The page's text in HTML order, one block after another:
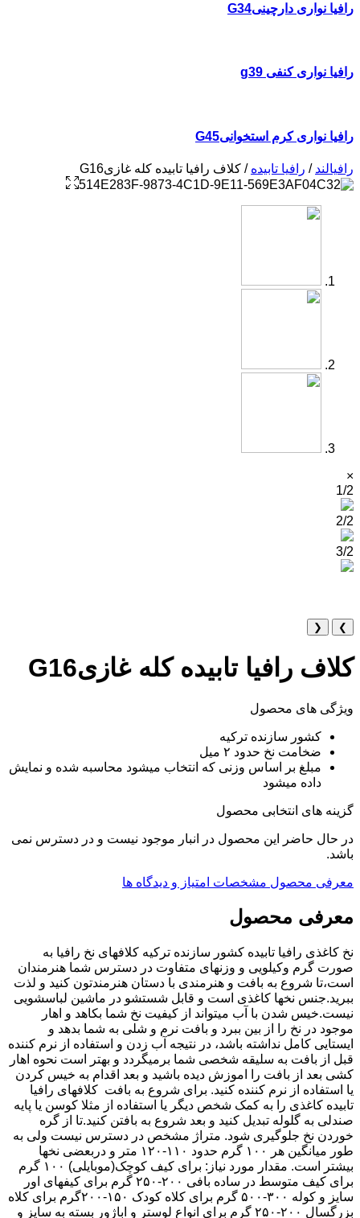
رافیا نواری دارچینیG34
رافیا نواری کنفی g39
رافیا نواری کرم استخوانیG45
رافیالند / رافیا تابیده / کلاف رافیا تابیده کله غازیG16
×
1/2
2/2
3/2
❯
❮
کلاف رافیا تابیده کله غازیG16
ویژگی های محصول
کشور سازنده ترکیه
ضخامت نخ حدود ۲ میل
مبلغ بر اساس وزنی که انتخاب میشود محاسبه شده و نمایش
داده میشود
گزینه های انتخابی محصول
در حال حاضر این محصول در انبار موجود نیست و در دسترس نمی
باشد.
معرفی محصول مشخصات امتیاز و دیدگاه ها
معرفی محصول
نخ کاغذی رافیا تابیده کشور سازنده ترکیه کلافهای نخ رافیا به
صورت گرم وکیلویی و وزنهای متفاوت در دسترس شما هنرمندان
است،تا شروع به بافت و هنرمندی با دستان هنرمندتون کنید و لذت
ببرید.جنس نخها کاغذی است و قابل شستشو در ماشین لباسشویی
نیست.خیس شدن با آب میتواند از کیفیت نخ شما بکاهد و اهار
موجود در نخ را از بین ببرد و بافت نرم و شلی به شما بدهد و
ایستایی کامل نداشته باشد، در نتیجه آب زدن و استفاده از نرم کننده
قبل از بافت به سلیقه شخصی شما برمیگردد و بهتر است نحوه اهار
کشی بعد از بافت را اموزش دیده باشید و بعد اقدام به خیس کردن
یا استفاده از نرم کننده کنید. برای شروع به بافت کلافهای رافیا
تابیده کاغذی را به کمک شخص دیگر یا استفاده از مثلا کوسن یا پایه
صندلی به گلوله تبدیل کنید و بعد شروع به بافتن کنید.تا از گره
خوردن نخ جلوگیری شود. متراژ مشخص در دسترس نیست ولی به
طور میانگین هر ۱۰۰ گرم حدود ۱۱۰-۱۲۰ متر و دربعضی نخها
بیشتر است. مقدار مورد نیاز: برای کیف کوچک(موبایلی) ۱۰۰ گرم
برای کیف متوسط در ساده بافی ۲۰۰-۲۵۰ گرم برای کیفهای اور
سایز و کوله ۳۰۰-۵۰۰ گرم برای کلاه کودک ۱۵۰-۲۰۰گرم برای کلاه
بزرگسال ۲۰۰-۲۵۰ گرم برای انواع لوستر و اباژور بسته به سایز و